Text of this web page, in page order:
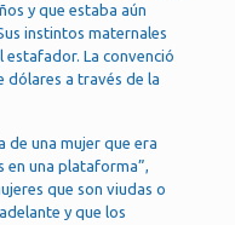
y que estaba aún
instintos maternales
La convenció
dólares a través de la
de una mujer que era
una plataforma”,
que son viudas o
y que los